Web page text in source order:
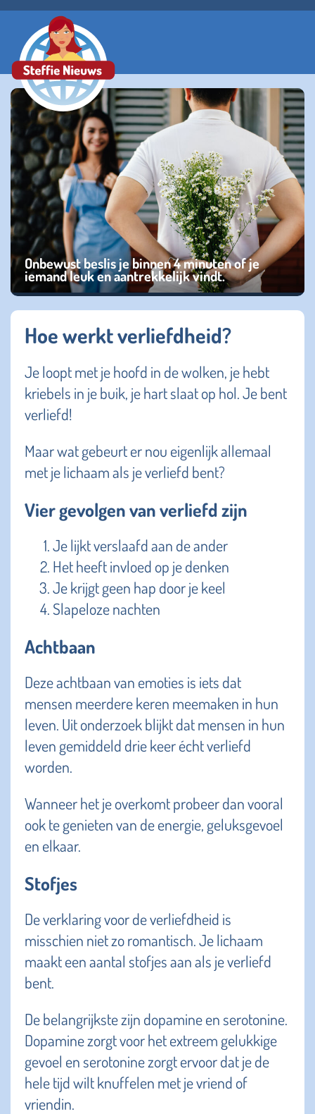
Onbewust beslis je binnen 4 minuten of je
iemand leuk en aantrekkelijk vindt.
Hoe werkt verliefdheid?
Je loopt met je hoofd in de wolken, je hebt
kriebels in je buik, je hart slaat op hol. Je bent
verliefd!
Maar wat gebeurt er nou eigenlijk allemaal
met je lichaam als je verliefd bent?
Vier gevolgen van verliefd zijn
Je lijkt verslaafd aan de ander
Het heeft invloed op je denken
Je krijgt geen hap door je keel
Slapeloze nachten
Achtbaan
Deze achtbaan van emoties is iets dat
mensen meerdere keren meemaken in hun
leven. Uit onderzoek blijkt dat mensen in hun
leven gemiddeld drie keer écht verliefd
worden.
Wanneer het je overkomt probeer dan vooral
ook te genieten van de energie, geluksgevoel
en elkaar.
Stofjes
De verklaring voor de verliefdheid is
misschien niet zo romantisch. Je lichaam
maakt een aantal stofjes aan als je verliefd
bent.
De belangrijkste zijn dopamine en serotonine.
Dopamine zorgt voor het extreem gelukkige
gevoel en serotonine zorgt ervoor dat je de
hele tijd wilt knuffelen met je vriend of
vriendin.